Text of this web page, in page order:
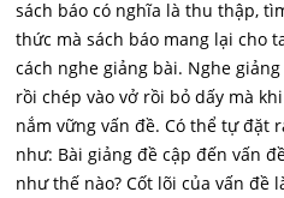
sách báo có nghĩa là thu thập,
thức mà sách báo mang lại cho
cách nghe giảng bài. Nghe
rồi chép vào vở rồi bỏ dấy mà
nắm vững vấn đề. Có thể tự đặt
như: Bài giảng đề cập đến vấn
như thế nào? Cốt lõi của vấn đề